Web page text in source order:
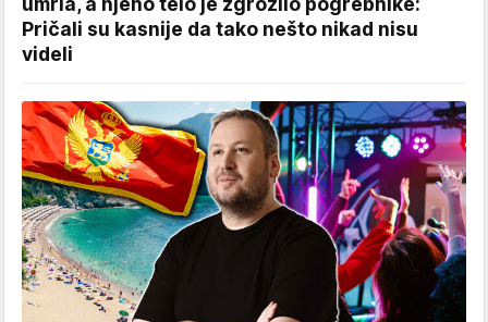
Pričali su kasnije da tako nešto nikad nisu
videli